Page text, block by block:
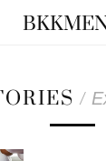
/